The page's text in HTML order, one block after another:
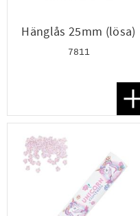
Hänglås 25mm (lösa)
7811